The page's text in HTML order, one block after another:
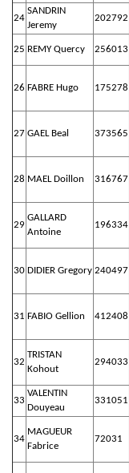
24
SANDRIN
Jeremy
202792
25 REMY Quercy 256013
26 FABRE Hugo 175278
27 GAEL Beal 373565
28 MAEL Doillon 316767
29
GALLARD
Antoine
196334
30 DIDIER Gregory 240497
31 FABIO Gellion 412408
32
TRISTAN
Kohout
294033
33
VALENTIN
Douyeau
331051
34
MAGUEUR
Fabrice
72031